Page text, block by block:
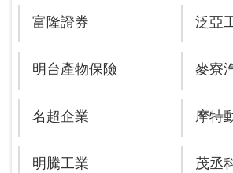
富隆證券 泛亞
明台產物保險 麥寮
名超企業 摩特
明騰工業 茂丞